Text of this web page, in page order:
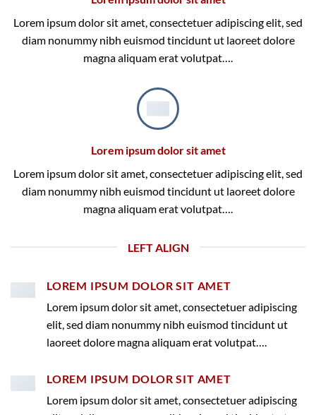
Lorem ipsum dolor sit amet, consectetuer adipiscing elit, sed
diam nonummy nibh euismod tincidunt ut laoreet dolore
magna aliquam erat volutpat….
Lorem ipsum dolor sit amet
Lorem ipsum dolor sit amet, consectetuer adipiscing elit, sed
diam nonummy nibh euismod tincidunt ut laoreet dolore
magna aliquam erat volutpat….
LEFT ALIGN
LOREM IPSUM DOLOR SIT AMET
Lorem ipsum dolor sit amet, consectetuer adipiscing
elit, sed diam nonummy nibh euismod tincidunt ut
laoreet dolore magna aliquam erat volutpat….
LOREM IPSUM DOLOR SIT AMET
Lorem ipsum dolor sit amet, consectetuer adipiscing